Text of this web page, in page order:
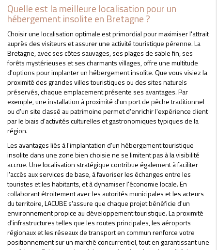
Quelle est la meilleure localisation pour un
hébergement insolite en Bretagne ?
Choisir une localisation optimale est primordial pour maximiser l'attrait
auprès des visiteurs et assurer une activité touristique pérenne. La
Bretagne, avec ses côtes sauvages, ses plages de sable fin, ses
forêts mystérieuses et ses charmants villages, offre une multitude
d'options pour implanter un hébergement insolite. Que vous visiez la
proximité des grandes villes touristiques ou des sites naturels
préservés, chaque emplacement présente ses avantages. Par
exemple, une installation à proximité d'un port de pêche traditionnel
ou d'un site classé au patrimoine permet d'enrichir l'expérience client
par le biais d'activités culturelles et gastronomiques typiques de la
région.
Les avantages liés à l'implantation d'un hébergement touristique
insolite dans une zone bien choisie ne se limitent pas à la visibilité
accrue. Une localisation stratégique contribue également à faciliter
l'accès aux services de base, à favoriser les échanges entre les
touristes et les habitants, et à dynamiser l'économie locale. En
collaborant étroitement avec les autorités municipales et les acteurs
du territoire, LACUBE s'assure que chaque projet bénéficie d'un
environnement propice au développement touristique. La proximité
d'infrastructures telles que les routes principales, les aéroports
régionaux et les réseaux de transport en commun renforce votre
positionnement sur un marché concurrentiel, tout en garantissant une